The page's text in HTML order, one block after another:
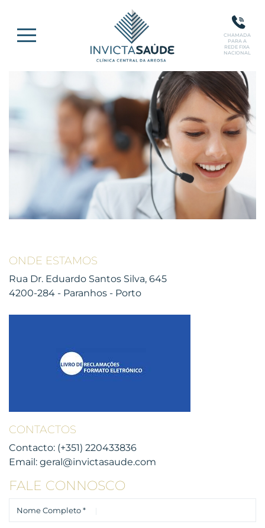
CHAMADA
PARA A
REDE FIXA
NACIONAL
ONDE ESTAMOS
Rua Dr. Eduardo Santos Silva, 645
4200-284 - Paranhos - Porto
CONTACTOS
Contacto: (+351) 220433836
Email: geral@invictasaude.com
FALE CONNOSCO